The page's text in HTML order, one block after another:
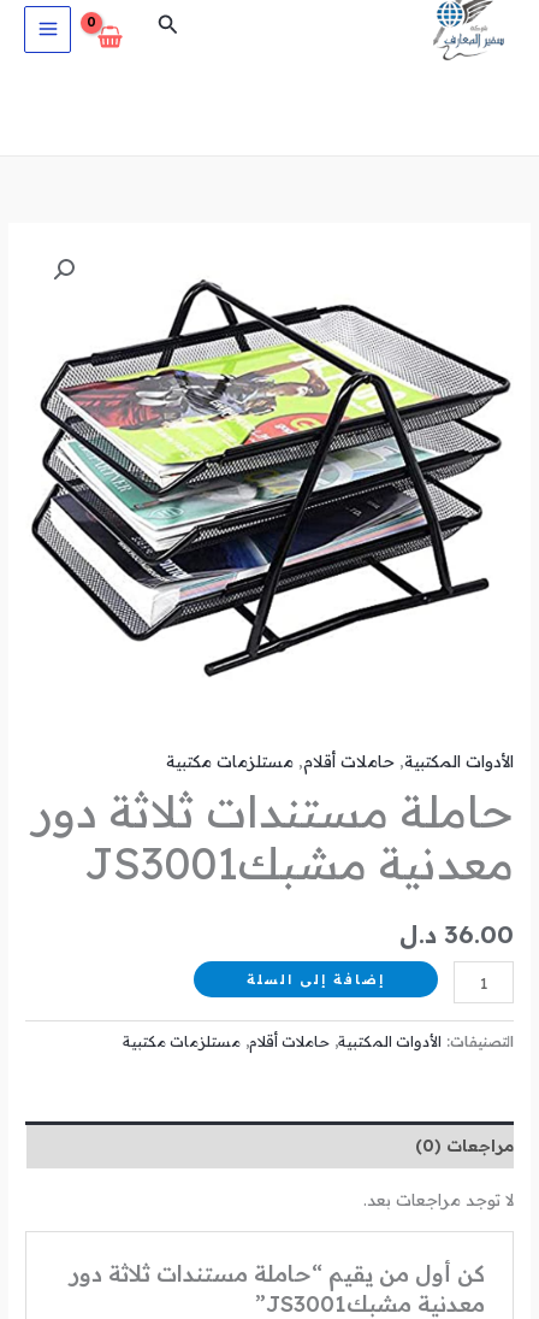
البحث
الأدوات المكتبية,حاملات أقلام,مستلزمات مكتبية
حاملة مستندات ثلاثة دور
معدنية مشبكJS3001
36.00 د.ل
معدنية
مشبكJS3001
إضافة إلى السلة
التصنيفات: الأدوات المكتبية,حاملات أقلام,مستلزمات مكتبية
مراجعات (0)
لا توجد مراجعات بعد.
كن أول من يقيم “حاملة مستندات ثلاثة دور
معدنية مشبكJS3001”